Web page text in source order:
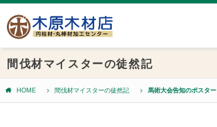
間伐材マイスターの徒然記
HOME 間伐材マイスターの徒然記 馬術大会告知のポスター